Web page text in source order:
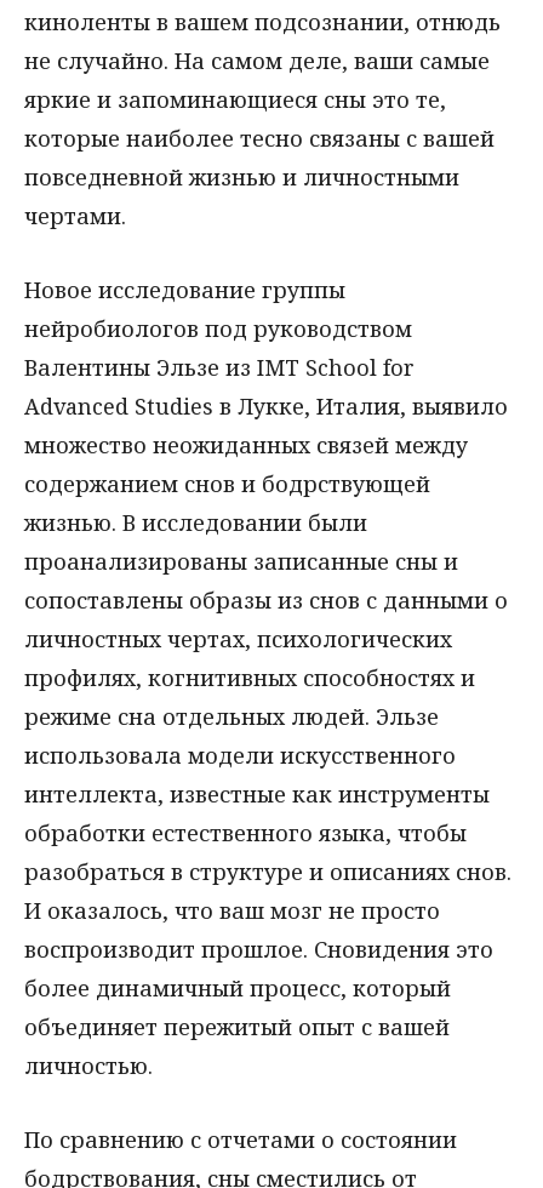
киноленты в вашем подсознании, отнюдь
не случайно. На самом деле, ваши самые
яркие и запоминающиеся сны это те,
которые наиболее тесно связаны с вашей
повседневной жизнью и личностными
чертами.
Новое исследование группы
нейробиологов под руководством
Валентины Эльзе из IMT School for
Advanced Studies в Лукке, Италия, выявило
множество неожиданных связей между
содержанием снов и бодрствующей
жизнью. В исследовании были
проанализированы записанные сны и
сопоставлены образы из снов с данными о
личностных чертах, психологических
профилях, когнитивных способностях и
режиме сна отдельных людей. Эльзе
использовала модели искусственного
интеллекта, известные как инструменты
обработки естественного языка, чтобы
разобраться в структуре и описаниях снов.
И оказалось, что ваш мозг не просто
воспроизводит прошлое. Сновидения это
более динамичный процесс, который
объединяет пережитый опыт с вашей
личностью.
По сравнению с отчетами о состоянии
бодрствования, сны сместились от